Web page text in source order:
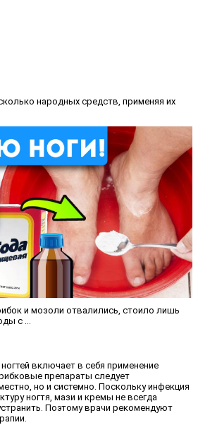
народных средств, применяя их
и мозоли отвалились, стоило лишь
с …
включает в себя применение
препараты следует
но и системно. Поскольку инфекция
ногтя, мази и кремы не всегда
Поэтому врачи рекомендуют